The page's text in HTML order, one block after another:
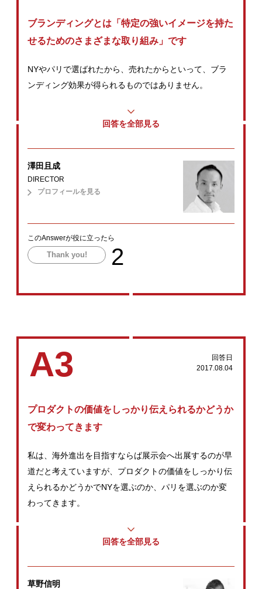
ブランディングとは「特定の強いイメージを持た
せるためのさまざまな取り組み」です
NYやパリで選ばれたから、売れたからといって、ブラ
ンディング効果が得られるものではありません。
回答を全部見る
澤田且成
DIRECTOR
プロフィールを見る
このAnswerが役に立ったら
Thank you! 2
A3
回答日
2017.08.04
プロダクトの価値をしっかり伝えられるかどうか
で変わってきます
私は、海外進出を目指すならば展示会へ出展するのが早
道だと考えていますが、プロダクトの価値をしっかり伝
えられるかどうかでNYを選ぶのか、パリを選ぶのか変
わってきます。
回答を全部見る
草野信明